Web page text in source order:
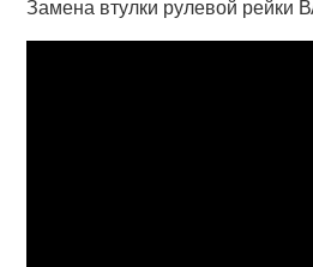
Замена втулки рулевой рейки